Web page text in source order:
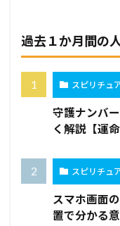
過去１か月間の
スピリチュ
守護ナンバ
く解説【運
スピリチュ
スマホ画面
置で分かる